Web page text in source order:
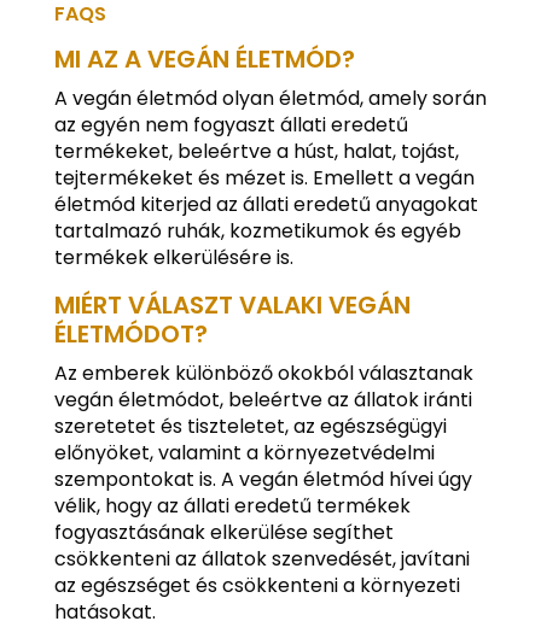
FAQS
MI AZ A VEGÁN ÉLETMÓD?
A vegán életmód olyan életmód, amely során
az egyén nem fogyaszt állati eredetű
termékeket, beleértve a húst, halat, tojást,
tejtermékeket és mézet is. Emellett a vegán
életmód kiterjed az állati eredetű anyagokat
tartalmazó ruhák, kozmetikumok és egyéb
termékek elkerülésére is.
MIÉRT VÁLASZT VALAKI VEGÁN
ÉLETMÓDOT?
Az emberek különböző okokból választanak
vegán életmódot, beleértve az állatok iránti
szeretetet és tiszteletet, az egészségügyi
előnyöket, valamint a környezetvédelmi
szempontokat is. A vegán életmód hívei úgy
vélik, hogy az állati eredetű termékek
fogyasztásának elkerülése segíthet
csökkenteni az állatok szenvedését, javítani
az egészséget és csökkenteni a környezeti
hatásokat.